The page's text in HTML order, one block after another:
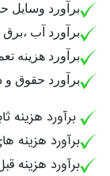
برآورد وسایل
برآورد آب
برآورد هزینه
برآورد حقوق و
برآورد هزینه
برآورد هزینه
برآورد هزینه